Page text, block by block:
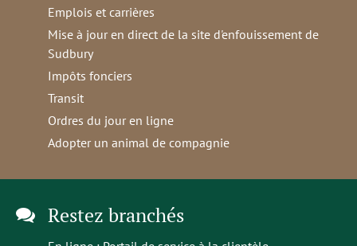
Emplois et carrières
Mise à jour en direct de la site d'enfouissement de
Sudbury
Impôts fonciers
Transit
Ordres du jour en ligne
Adopter un animal de compagnie
Restez branchés